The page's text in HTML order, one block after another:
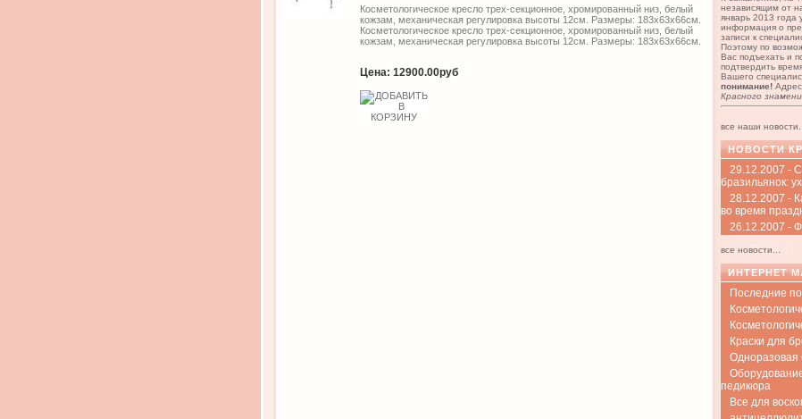
Косметологическое кресло трех-секционное, хромированный низ, белый
кожзам, механическая регулировка высоты 12см. Размеры: 183х63х66см.
Косметологическое кресло трех-секционное, хромированный низ, белый
кожзам, механическая регулировка высоты 12см. Размеры: 183х63х66см.
Цена: 12900.00руб
независящим от
январь 2013 года
информация о
записи к
Поэтому по
Вас подъехать и
подтвердить
Вашего
понимание!
Красного
все наши новости...
НОВОСТИ
29.12.2007 -
бразильянок:
28.12.2007 -
во время
26.12.2007 -
все новости...
ИНТЕРНЕТ
Последние
Краски для
Одноразовая
педикюра
Все для